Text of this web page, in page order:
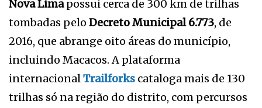
Nova Limapossui cerca de 300 km de trilhas
tombadas pelo Decreto Municipal 6.773, de
2016, que abrange oito áreas do município,
incluindo Macacos. A plataforma
internacionalTrailforks cataloga mais de 130
trilhas só na região do distrito, com percursos